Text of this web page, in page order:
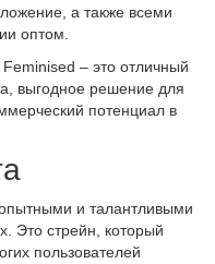
а также всеми
оптом.
– это отличный
выгодное решение для
потенциал в
и талантливыми
Это стрейн, который
пользователей